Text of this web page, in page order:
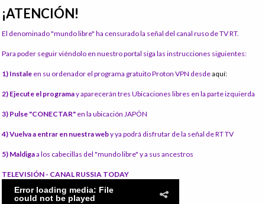
¡ATENCIÓN!
El denominado "mundo libre" ha censurado la señal del canal ruso de TV RT.
Para poder seguir viéndolo en nuestro portal siga las instrucciones siguientes:
1) Instale en su ordenador el programa gratuito Proton VPN desdeaquí:
2) Ejecute el programay aparecerán tres Ubicaciones libres en la parte izquierda
3) Pulse "CONECTAR" en la ubicación JAPÓN
4) Vuelva a entrar en nuestra weby ya podrá disfrutar de la señal de RT TV
5) Maldigaa los cabecillas del "mundo libre" y a sus ancestros
TELEVISIÓN - CANAL RUSSIA TODAY